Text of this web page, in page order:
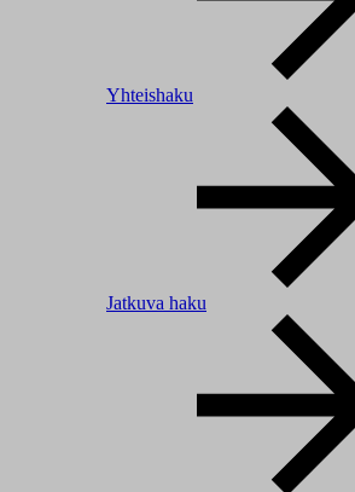
Yhteishaku
Jatkuva haku